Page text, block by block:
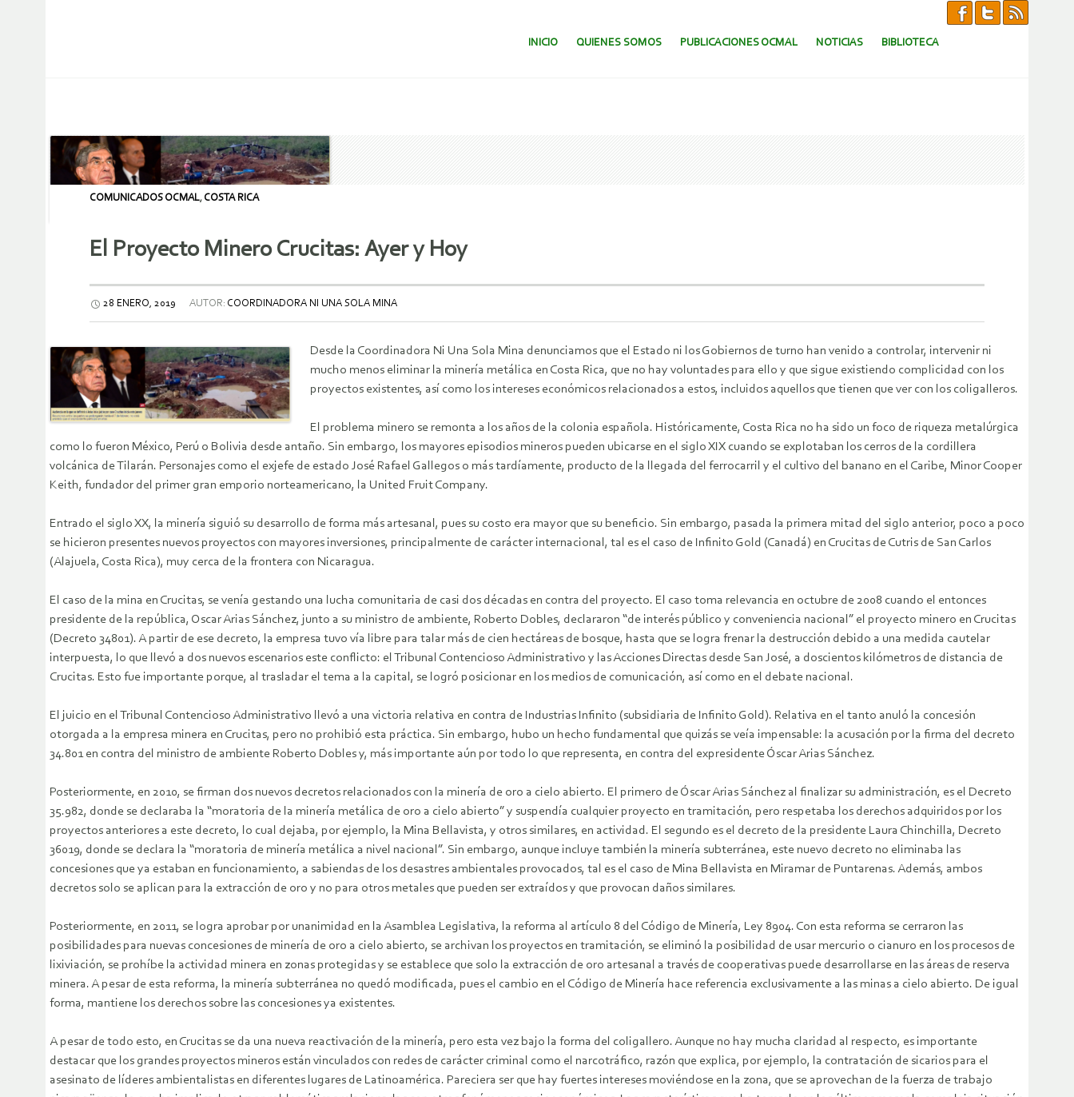
SALTAR AL CONTENIDO.
INICIO QUIENES SOMOS PUBLICACIONES OCMAL NOTICIAS BIBLIOTECA
COMUNICADOS OCMAL, COSTA RICA
El Proyecto Minero Crucitas: Ayer y Hoy
28 ENERO, 2019 AUTOR: COORDINADORA NI UNA SOLA MINA
Desde la Coordinadora Ni Una Sola Mina denunciamos que el Estado ni los Gobiernos de turno han venido a controlar, intervenir ni
mucho menos eliminar la minería metálica en Costa Rica, que no hay voluntades para ello y que sigue existiendo complicidad con los
proyectos existentes, así como los intereses económicos relacionados a estos, incluidos aquellos que tienen que ver con los coligalleros.
El problema minero se remonta a los años de la colonia española. Históricamente, Costa Rica no ha sido un foco de riqueza metalúrgica
como lo fueron México, Perú o Bolivia desde antaño. Sin embargo, los mayores episodios mineros pueden ubicarse en el siglo XIX cuando se explotaban los cerros de la cordillera
volcánica de Tilarán. Personajes como el exjefe de estado José Rafael Gallegos o más tardíamente, producto de la llegada del ferrocarril y el cultivo del banano en el Caribe, Minor Cooper
Keith, fundador del primer gran emporio norteamericano, la United Fruit Company.
Entrado el siglo XX, la minería siguió su desarrollo de forma más artesanal, pues su costo era mayor que su beneficio. Sin embargo, pasada la primera mitad del siglo anterior, poco a poco
se hicieron presentes nuevos proyectos con mayores inversiones, principalmente de carácter internacional, tal es el caso de Infinito Gold (Canadá) en Crucitas de Cutris de San Carlos
(Alajuela, Costa Rica), muy cerca de la frontera con Nicaragua.
El caso de la mina en Crucitas, se venía gestando una lucha comunitaria de casi dos décadas en contra del proyecto. El caso toma relevancia en octubre de 2008 cuando el entonces
presidente de la república, Oscar Arias Sánchez, junto a su ministro de ambiente, Roberto Dobles, declararon “de interés público y conveniencia nacional” el proyecto minero en Crucitas
(Decreto 34801). A partir de ese decreto, la empresa tuvo vía libre para talar más de cien hectáreas de bosque, hasta que se logra frenar la destrucción debido a una medida cautelar
interpuesta, lo que llevó a dos nuevos escenarios este conflicto: el Tribunal Contencioso Administrativo y las Acciones Directas desde San José, a doscientos kilómetros de distancia de
Crucitas. Esto fue importante porque, al trasladar el tema a la capital, se logró posicionar en los medios de comunicación, así como en el debate nacional.
El juicio en el Tribunal Contencioso Administrativo llevó a una victoria relativa en contra de Industrias Infinito (subsidiaria de Infinito Gold). Relativa en el tanto anuló la concesión
otorgada a la empresa minera en Crucitas, pero no prohibió esta práctica. Sin embargo, hubo un hecho fundamental que quizás se veía impensable: la acusación por la firma del decreto
34.801 en contra del ministro de ambiente Roberto Dobles y, más importante aún por todo lo que representa, en contra del expresidente Óscar Arias Sánchez.
Posteriormente, en 2010, se firman dos nuevos decretos relacionados con la minería de oro a cielo abierto. El primero de Óscar Arias Sánchez al finalizar su administración, es el Decreto
35.982, donde se declaraba la “moratoria de la minería metálica de oro a cielo abierto” y suspendía cualquier proyecto en tramitación, pero respetaba los derechos adquiridos por los
proyectos anteriores a este decreto, lo cual dejaba, por ejemplo, la Mina Bellavista, y otros similares, en actividad. El segundo es el decreto de la presidente Laura Chinchilla, Decreto
36019, donde se declara la “moratoria de minería metálica a nivel nacional”. Sin embargo, aunque incluye también la minería subterránea, este nuevo decreto no eliminaba las
concesiones que ya estaban en funcionamiento, a sabiendas de los desastres ambientales provocados, tal es el caso de Mina Bellavista en Miramar de Puntarenas. Además, ambos
decretos solo se aplican para la extracción de oro y no para otros metales que pueden ser extraídos y que provocan daños similares.
Posteriormente, en 2011, se logra aprobar por unanimidad en la Asamblea Legislativa, la reforma al artículo 8 del Código de Minería, Ley 8904. Con esta reforma se cerraron las
posibilidades para nuevas concesiones de minería de oro a cielo abierto, se archivan los proyectos en tramitación, se eliminó la posibilidad de usar mercurio o cianuro en los procesos de
lixiviación, se prohíbe la actividad minera en zonas protegidas y se establece que solo la extracción de oro artesanal a través de cooperativas puede desarrollarse en las áreas de reserva
minera. A pesar de esta reforma, la minería subterránea no quedó modificada, pues el cambio en el Código de Minería hace referencia exclusivamente a las minas a cielo abierto. De igual
forma, mantiene los derechos sobre las concesiones ya existentes.
A pesar de todo esto, en Crucitas se da una nueva reactivación de la minería, pero esta vez bajo la forma del coligallero. Aunque no hay mucha claridad al respecto, es importante
destacar que los grandes proyectos mineros están vinculados con redes de carácter criminal como el narcotráfico, razón que explica, por ejemplo, la contratación de sicarios para el
asesinato de líderes ambientalistas en diferentes lugares de Latinoamérica. Pareciera ser que hay fuertes intereses moviéndose en la zona, que se aprovechan de la fuerza de trabajo